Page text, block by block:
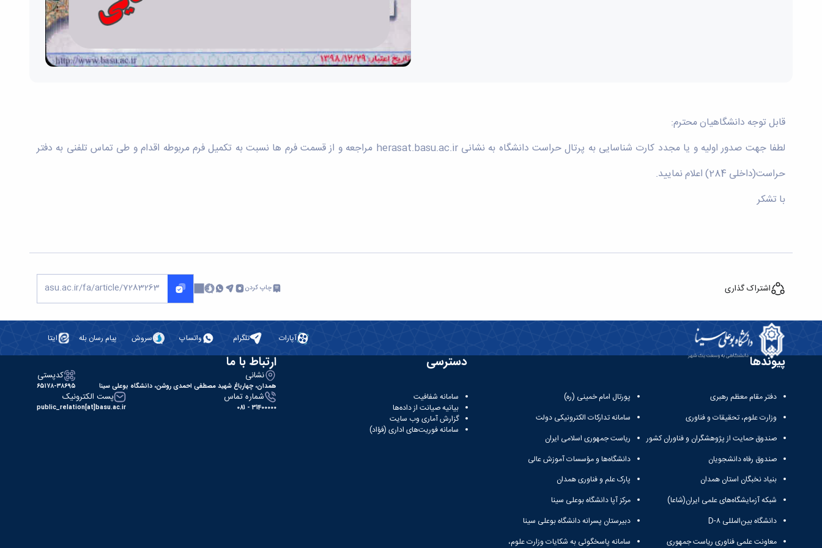
قابل توجه دانشگاهیان محترم:
لطفا جهت صدور اولیه و یا مجدد کارت شناسایی به پرتال حراست دانشگاه به نشانی herasat.basu.ac.ir مراجعه و از قسمت فرم ها نسبت به تکمیل فرم مربوطه اقدام و طی تماس تلفنی به دفتر
حراست(داخلی 284) اعلام نمایید.
با تشکر
اشتراک گذاری چاپ کردن
آپارات تلگرام واتساپ سروش پیام رسان بله ایتا
پیوندها
دفتر مقام معظم رهبری
وزارت علوم، تحقیقات و فناوری
صندوق حمایت از پژوهشگران و فناوران کشور
صندوق رفاه دانشجویان
بنیاد نخبگان استان همدان
شبکه آزمایشگاه‌های علمی ایران(شاعا)
دانشگاه بین‌المللی D-۸
معاونت علمی فناوری ریاست جمهوری
پورتال امام خمینی (ره)
سامانه تدارکات الکترونیکی دولت
ریاست جمهوری اسلامی ایران
دانشگاه‌ها و مؤسسات آموزش عالی
پارک علم و فناوری همدان
مرکز آپا دانشگاه بوعلی سینا
دبیرستان پسرانه دانشگاه بوعلی سینا
سامانه پاسخگوئی به شکایات وزارت علوم،
دسترسی
سامانه شفافیت
بیانیه صیانت از داده‌ها
گزارش آماری وب‌ سایت
سامانه فوریت‌های اداری (فؤاد)
ارتباط با ما
نشانی
همدان، چهارباغ شهید مصطفی احمدی روشن، دانشگاه بوعلی سینا
کدپستی
۶۵۱۷۸-۳۸۶۹۵
شماره تماس
31400000 - 081
پست الکترونیک
public_relation[at]basu.ac.ir